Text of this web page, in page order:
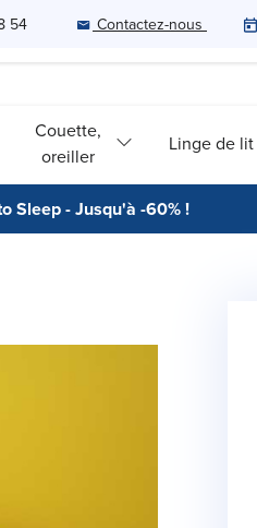
54 Contactez-nous
Couette,
oreiller
Linge de lit
Sleep - Jusqu'à -60% !